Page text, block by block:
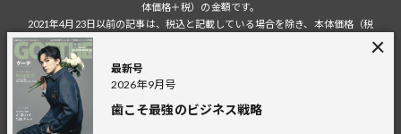
最新号
2026年9月号
歯こそ最強のビジネス戦略
体価格＋税）の金額です。
2021年4月23日以前の記事は、税込と記載している場合を除き、本体価格（税
税込の場合の税額は掲載当時の税率に準じます。